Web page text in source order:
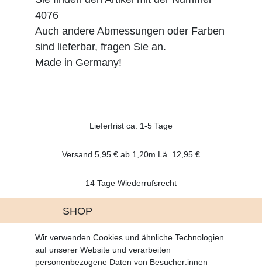
4076
Auch andere Abmessungen oder Farben
sind lieferbar, fragen Sie an.
Made in Germany!
Lieferfrist ca. 1-5 Tage
Versand 5,95 € ab 1,20m Lä. 12,95 €
14 Tage Wiederrufsrecht
SHOP
Battrerie Gesetz
Fragen und Antworten
Zahlungsarten
Wir verwenden Cookies und ähnliche Technologien
auf unserer Website und verarbeiten
personenbezogene Daten von Besucher:innen